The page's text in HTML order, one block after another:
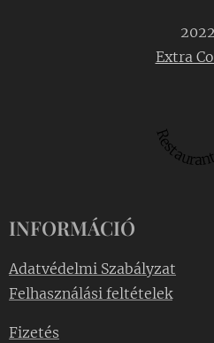
2022
Extra
INFORMÁCIÓ
Adatvédelmi Szabályzat
Felhasználási feltételek
Fizetés